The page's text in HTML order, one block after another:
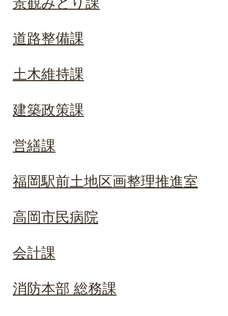
道路整備課
土木維持課
建築政策課
営繕課
福岡駅前土地区画整理推進室
高岡市民病院
会計課
消防本部 総務課